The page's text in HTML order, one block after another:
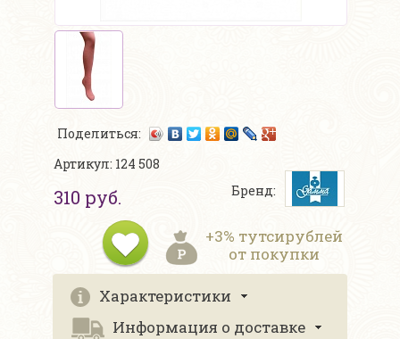
Поделиться:
Артикул: 124 508
310 руб. Бренд:
+3% тутсирублей
от покупки
Характеристики
Информация о доставке